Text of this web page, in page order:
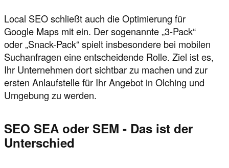
Local SEO schließt auch die Optimierung für
Google Maps mit ein. Der sogenannte „3-Pack“
oder „Snack-Pack“ spielt insbesondere bei mobilen
Suchanfragen eine entscheidende Rolle. Ziel ist es,
Ihr Unternehmen dort sichtbar zu machen und zur
ersten Anlaufstelle für Ihr Angebot in Olching und
Umgebung zu werden.
SEO SEA oder SEM - Das ist der
Unterschied